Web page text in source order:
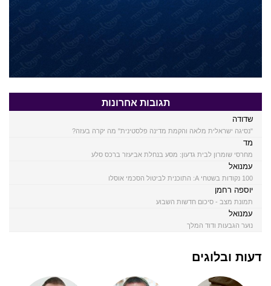
תגובות אחרונות
שדודה
"נסיגה ישראלית מלאה והקמת מדינה פלסטינית" מה יקרה בעזה?
מד
מחרסי שומרון לבית גדעון: מסע בנחלת אביעזר ברכס סלע
עמנואל
100 נקודות בשטחי A: התוכנית לביטול הסכמי אוסלו
יוספה רחמן
תמונת מצב - סיכום חדשות השבוע
עמנואל
נוער הגבעות ודוד המלך
דעות ובלוגים